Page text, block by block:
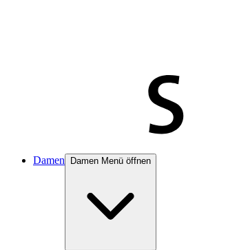
Damen Damen Menü öffnen